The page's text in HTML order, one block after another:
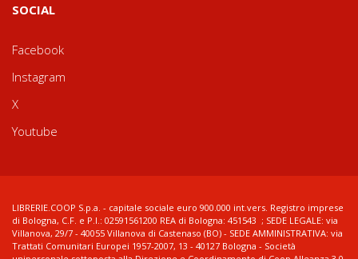
SOCIAL
Facebook
Instagram
X
Youtube
LIBRERIE.COOP S.p.a. - capitale sociale euro 900.000 int.vers. Registro imprese
di Bologna, C.F. e P.I.: 02591561200 REA di Bologna: 451543 ; SEDE LEGALE: via
Villanova, 29/7 - 40055 Villanova di Castenaso (BO) - SEDE AMMINISTRATIVA: via
Trattati Comunitari Europei 1957-2007, 13 - 40127 Bologna - Società